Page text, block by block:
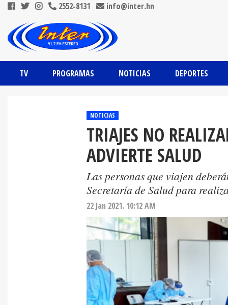
2552-8131 info@inter.hn
TV PROGRAMAS NOTICIAS DEPORTES
NOTICIAS
TRIAJES NO
ADVIERTE SALUD
Las personas que viajen
Secretaría de Salud para
22 Jan 2021. 10:12 AM